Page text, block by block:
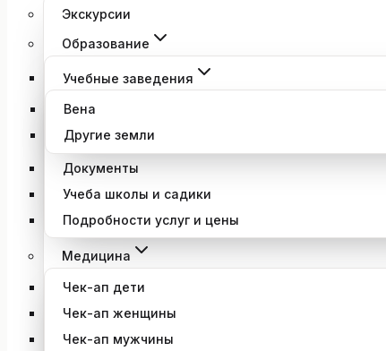
Экскурсии
Образование
Учебные заведения
Вена
Другие земли
Документы
Учеба школы и садики
Подробности услуг и цены
Медицина
Чек-ап дети
Чек-ап женщины
Чек-ап мужчины